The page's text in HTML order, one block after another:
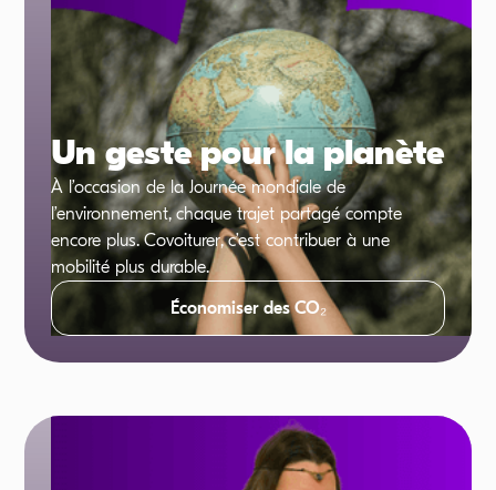
Un geste pour la planète
À l’occasion de la Journée mondiale de
l’environnement, chaque trajet partagé compte
encore plus. Covoiturer, c’est contribuer à une
mobilité plus durable.
Économiser des CO₂